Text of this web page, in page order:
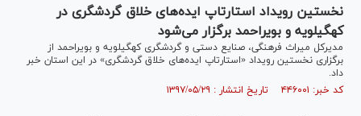
نخستین رویداد استارتاپ ایده‌های خلاق گردشگری در
کهگیلویه و بویراحمد برگزار می‌شود
مدیرکل میراث فرهنگی، صنایع دستی و گردشگری کهگیلویه و بویراحمد از
برگزاری نخستین رویداد «استارتاپ ایده‌های خلاق گردشگری» در این استان خبر
داد.
کد خبر: ۴۴۶۰۰۱ تاریخ انتشار : ۱۳۹۷/۰۵/۲۹